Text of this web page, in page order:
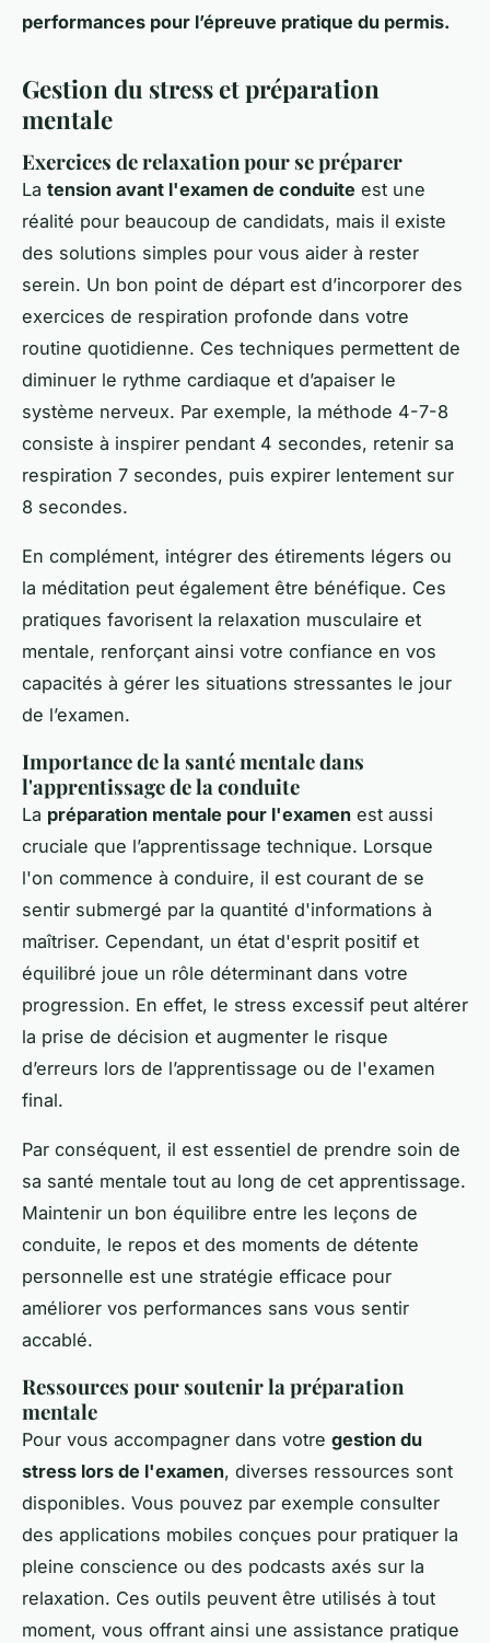
performances pour l’épreuve pratique du permis.
Gestion du stress et préparation
mentale
Exercices de relaxation pour se préparer
La tension avant l'examen de conduite est une
réalité pour beaucoup de candidats, mais il existe
des solutions simples pour vous aider à rester
serein. Un bon point de départ est d’incorporer des
exercices de respiration profonde dans votre
routine quotidienne. Ces techniques permettent de
diminuer le rythme cardiaque et d’apaiser le
système nerveux. Par exemple, la méthode 4-7-8
consiste à inspirer pendant 4 secondes, retenir sa
respiration 7 secondes, puis expirer lentement sur
8 secondes.
En complément, intégrer des étirements légers ou
la méditation peut également être bénéfique. Ces
pratiques favorisent la relaxation musculaire et
mentale, renforçant ainsi votre confiance en vos
capacités à gérer les situations stressantes le jour
de l’examen.
Importance de la santé mentale dans
l'apprentissage de la conduite
La préparation mentale pour l'examen est aussi
cruciale que l’apprentissage technique. Lorsque
l'on commence à conduire, il est courant de se
sentir submergé par la quantité d'informations à
maîtriser. Cependant, un état d'esprit positif et
équilibré joue un rôle déterminant dans votre
progression. En effet, le stress excessif peut altérer
la prise de décision et augmenter le risque
d’erreurs lors de l’apprentissage ou de l'examen
final.
Par conséquent, il est essentiel de prendre soin de
sa santé mentale tout au long de cet apprentissage.
Maintenir un bon équilibre entre les leçons de
conduite, le repos et des moments de détente
personnelle est une stratégie efficace pour
améliorer vos performances sans vous sentir
accablé.
Ressources pour soutenir la préparation
mentale
Pour vous accompagner dans votre gestion du
stress lors de l'examen, diverses ressources sont
disponibles. Vous pouvez par exemple consulter
des applications mobiles conçues pour pratiquer la
pleine conscience ou des podcasts axés sur la
relaxation. Ces outils peuvent être utilisés à tout
moment, vous offrant ainsi une assistance pratique